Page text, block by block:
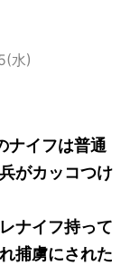
水)
ナイフは普通
がカッコつけ
ナイフ持って
捕虜にされた